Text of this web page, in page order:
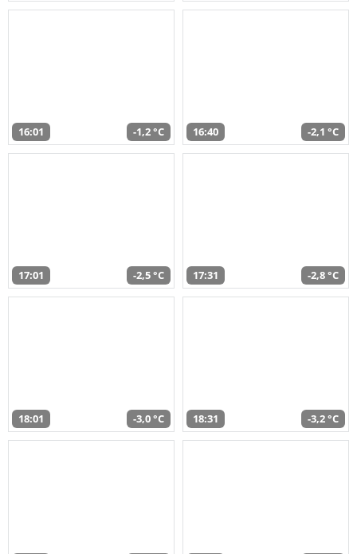
16:01 -1,2 °C 16:40 -2,1 °C
17:01 -2,5 °C 17:31 -2,8 °C
18:01 -3,0 °C 18:31 -3,2 °C